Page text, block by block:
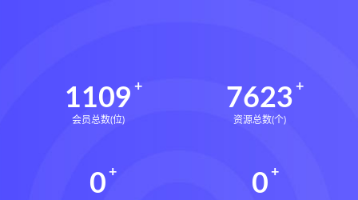
1109
会员总数(位)
7623
资源总数(个)
0 0